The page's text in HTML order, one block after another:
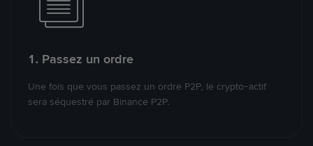
1. Passez un ordre
Une fois que vous passez un ordre P2P, le crypto-actif
sera séquestré par Binance P2P.